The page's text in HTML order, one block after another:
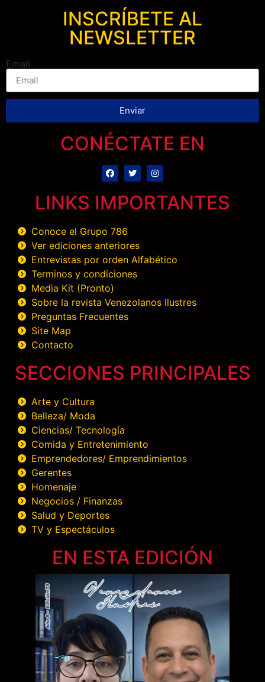
INSCRÍBETE AL
NEWSLETTER
Email
Enviar
CONÉCTATE EN
LINKS IMPORTANTES
Conoce el Grupo 786
Ver ediciones anteriores
Entrevistas por orden Alfabético
Terminos y condiciones
Media Kit (Pronto)
Sobre la revista Venezolanos Ilustres
Preguntas Frecuentes
Site Map
Contacto
SECCIONES PRINCIPALES
Arte y Cultura
Belleza/ Moda
Ciencias/ Tecnología
Comida y Entretenimiento
Emprendedores/ Emprendimientos
Gerentes
Homenaje
Negocios / Finanzas
Salud y Deportes
TV y Espectáculos
EN ESTA EDICIÓN